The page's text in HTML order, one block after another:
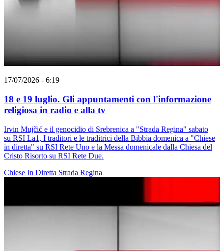
17/07/2026 - 6:19
18 e 19 luglio. Gli appuntamenti con l'informazione
religiosa in radio e alla tv
Irvin Mujčić e il genocidio di Srebrenica a "Strada Regina" sabato
su RSI La1, I traditori e le traditrici della Bibbia domenica a "Chiese
in diretta" su RSI Rete Uno e la Messa domenicale dalla Chiesa del
Cristo Risorto su RSI Rete Due.
Chiese In Diretta Strada Regina